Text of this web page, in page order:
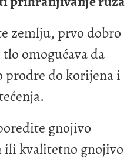
zemlju, prvo dobro
omogućava da
prodre do korijena i
gnojivo
ili kvalitetno gnojivo